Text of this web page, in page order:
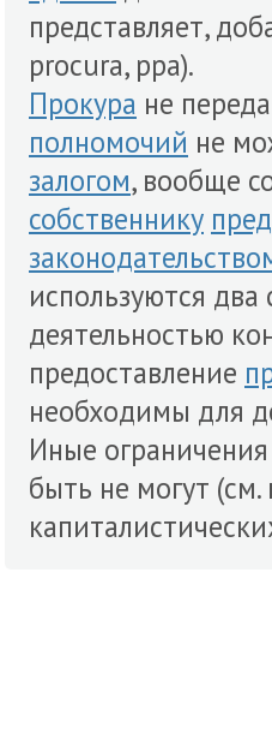
представляет,
procura, ppa).
Прокура не
полномочий не
залогом, вообще
собственнику
используются
деятельностью
предоставление
необходимы для
Иные
быть не могут